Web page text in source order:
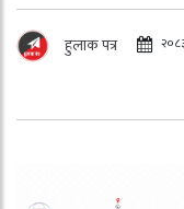
हुलाक पत्र